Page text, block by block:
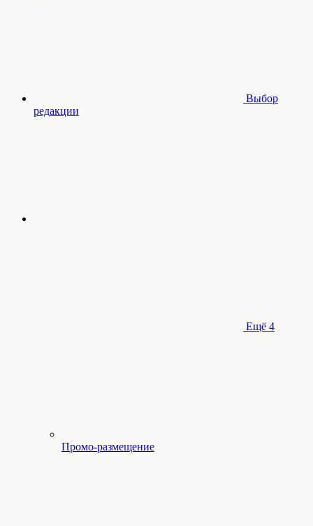
Выбор
редакции
Ещё 4
Промо-размещение